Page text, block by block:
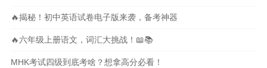
🔥揭秘！初中英语试卷电子版来袭，备考神器
🔥六年级上册语文，词汇大挑战！📖📚
MHK考试四级到底考啥？想拿高分必看！